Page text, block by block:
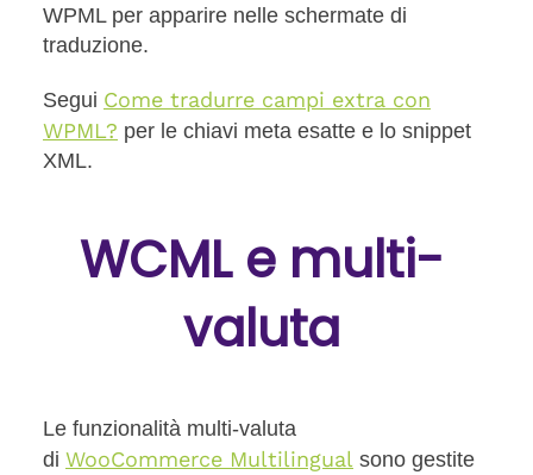
WPML per apparire nelle schermate di
traduzione.
Segui Come tradurre campi extra con
WPML? per le chiavi meta esatte e lo snippet
XML.
WCML e multi-
valuta
Le funzionalità multi-valuta
di WooCommerce Multilingual sono gestite